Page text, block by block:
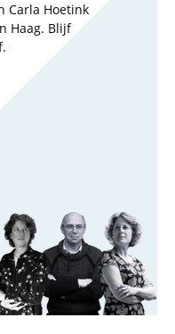
Carla Hoetink
Haag. Blijf